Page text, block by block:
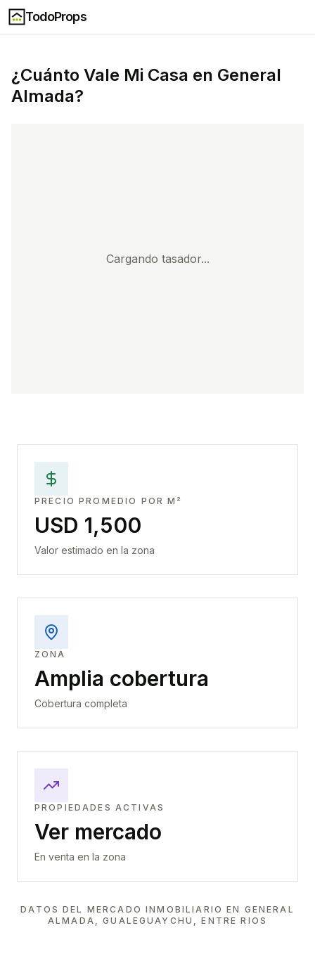
TodoProps
¿Cuánto Vale Mi Casa en General
Almada?
Cargando tasador...
PRECIO PROMEDIO POR M²
USD 1,500
Valor estimado en la zona
ZONA
Amplia cobertura
Cobertura completa
PROPIEDADES ACTIVAS
Ver mercado
En venta en la zona
DATOS DEL MERCADO INMOBILIARIO EN GENERAL
ALMADA, GUALEGUAYCHU, ENTRE RIOS